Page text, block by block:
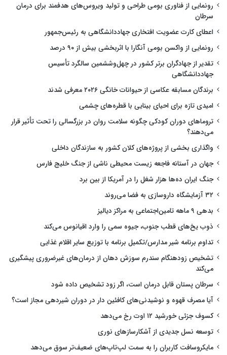
رونمایی از فناوری بومی طراحی و تولید ویروس‌های هدفمند برای درمان
سرطان
اعطای کارت عضویت افتخاری جهاددانشگاهی به رئیس‌جمهور
رونمایی از واکسن بومی آنگارا با اثربخشی بیش از ۹۰ درصد
تقدیر از جهادگران برتر کشور در چهل‌وششمین سالگرد تأسیس
جهاددانشگاهی
برندگان مسابقه عکاسی از حیوانات خانگی ۲۰۲۶ معرفی شدند
امیدی تازه برای احیای بینایی با قطره‌های چشمی
تروماهای دوران کودکی چگونه سلامت روان در بزرگسالی را تحت تأثیر قرار
می‌دهند؟
واگذاری بخشی از پروژه‌های کلان کشور به سازندگان داخلی
جهان در آستانه فاجعه زیست محیطی ناشی از جنگ خلیج فارس
جنگ ایران ده‌ها هزار شغل را در آمریکا از بین برد
۳۲ آزمایشگاه داروسازی به فضا می‌روند
بدهی ۹ ماهه تامین‌اجتماعی به مراکز دیالیز
ذوب یخ‌های قطب جنوب، جیوه سمی را وارد اقیانوس می‌کند
تداوم برنامه شیر مدارس/تکمیل برنامه با توزیع سایر اقلام غذایی
تشخیص زودهنگام سندرم سوزش دهان از درمان‌های غیرضروری پیشگیری
می‌کند
سرطان پستان قابل درمان است، اگر زود تشخیص داده شود
آیا مصرف قهوه و نوشیدنی‌های کافئین دار در دوران شیردهی مجاز است؟
کسوف جزئی خورشید ۱۲ اوت رخ می‌دهد
توسعه نسل جدیدی از آشکارسازهای نوری
مایکروسافت کاربران را به سمت لپ‌تاپ‌های ضعیف‌تر سوق می‌دهد